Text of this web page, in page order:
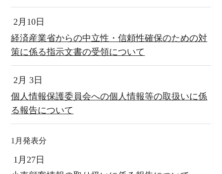
2月10日
経済産業省からの中立性・信頼性確保のための対
策に係る指示文書の受領について
2月 3日
個人情報保護委員会への個人情報等の取扱いに係
る報告について
1月発表分
1月27日